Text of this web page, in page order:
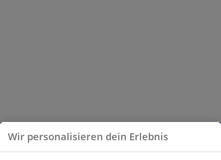
Wir personalisieren dein Erlebnis